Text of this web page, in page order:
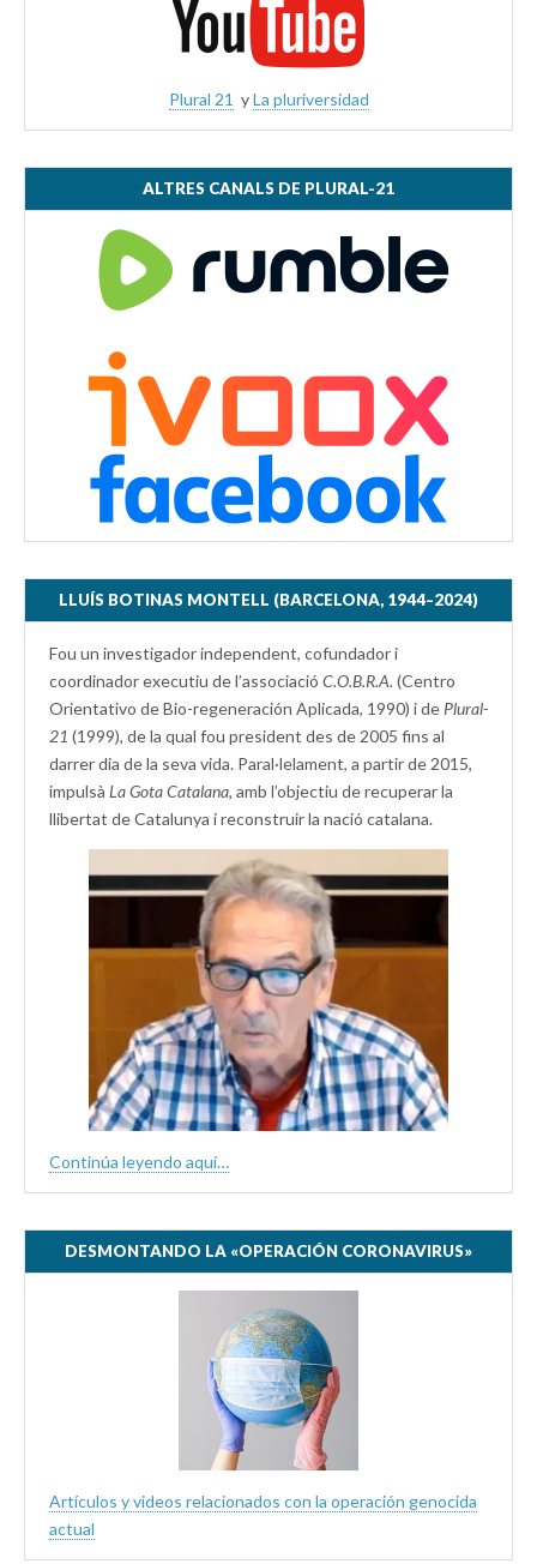
Plural 21 yLa pluriversidad
ALTRES CANALS DE PLURAL-21
LLUÍS BOTINAS MONTELL (BARCELONA, 1944–2024)
Fou un investigador independent, cofundador i
coordinador executiu de l’associació C.O.B.R.A. (Centro
Orientativo de Bio-regeneración Aplicada, 1990) i de Plural-
21 (1999), de la qual fou president des de 2005 fins al
darrer dia de la seva vida. Paral·lelament, a partir de 2015,
impulsà La Gota Catalana, amb l’objectiu de recuperar la
llibertat de Catalunya i reconstruir la nació catalana.
Continúa leyendo aquí…
DESMONTANDO LA «OPERACIÓN CORONAVIRUS»
Artículos y videos relacionados con la operación genocida
actual